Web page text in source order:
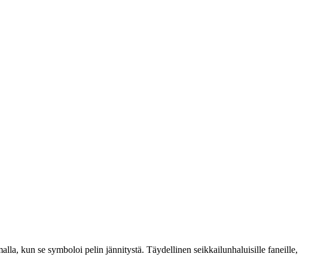
kun se symboloi pelin jännitystä. Täydellinen seikkailunhaluisille faneille,